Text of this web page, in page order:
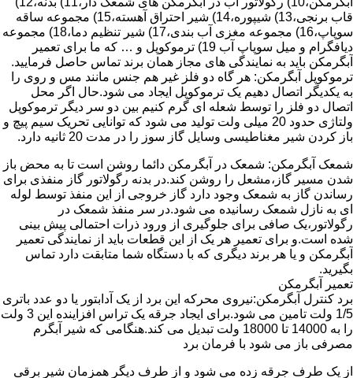
قاب برنجی،13) شیپوره،14) شیر احتراق آهسته،15) مجموعه ساقه
سوپاپ،16) مجموعه مغزی آب بندی،17) شیر تنظیم دما،18) مجموعه
دیافگرام و میل سوپاپ آب 19) ترموکوپل و … که ما برای تعمیر
آبگرمکن باید به نمایندگی های مجاز همان برند تماس حاصل فرمایید.
ترموکوپل آبگرمکن: هر گاه دو فلز غیر هم جنس مانند مس و روی را
به یکدیگر اتصال دهیم یک ترموکوپل ایجاد می شود.حال اگر محل
اتصال دو فلز را توسط شعله ای گرم کنیم بین دو سر دیگر ترموکوپل
ولتاژی حدود 20 میلی ولت تولید می شود که توانایی تحریک سیم پیچ و
باز کردن شیر مغناطیسی وسایل گاز سوز را در مدت 20 ثانیه دارد.
شمعک آبگرمکن: شمعک در آبگرمکن دائما روشن است تا به محض باز
شدن مسیر گاز،مشعل را روشن کند.در بدنه رگولاتور گاز منفذی برای
رساندن گاز به شمعک وجود دارد گاز خروجی از این منفذ توسط لوله
ای به نازل شمعک رسانیده می شود.در سر منفذ شمعک در
رگولاتور،یک صافی برای جلوگیری از ورود ذرات احتمالی پیش بینی
شده است.و برای تعمیر هر یک از این قطعات باید از نمایندگی تعمیر
آبگرمکن و یا هر برند دیگری که با دستگاه شما متابقت دارد تماس
بگیرید.
تعمیر آبگرمکن
برد کنترل آبگرمکن:نیروی محرکه این برد از یک آدابتور یا دو عدد باتری
1/5 ولت تامین می شود.برای ایجاد جرقه یک تراس افزاینده این 3 ولت
را به 14000 تا 18000 ولت تبدیل می کند.هنگامی که شیر آبگرم
مصرفی باز می شود با فرمان برد
از یک طرف جرقه زده می شود و از طرف دیگر همزمان شیر برقی